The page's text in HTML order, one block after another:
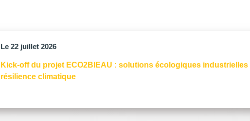
Le 22 juillet 2026
Kick-off du projet ECO2BIEAU : solutions écologiques
résilience climatique